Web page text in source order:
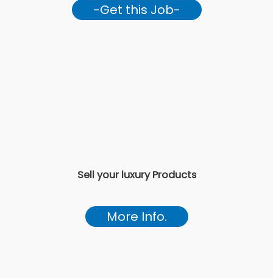
-Get this Job-
Sell your luxury Products
More Info.